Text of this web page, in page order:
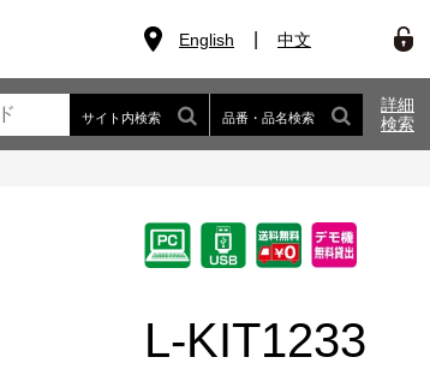
English 中文
サイト内検索 品番・品名検索
詳細
検索
L-KIT1233